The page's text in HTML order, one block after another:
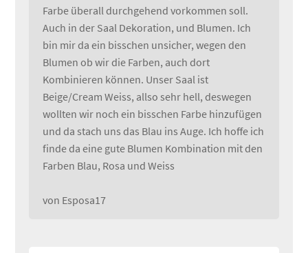
Farbe überall durchgehend vorkommen soll.
Auch in der Saal Dekoration, und Blumen. Ich
bin mir da ein bisschen unsicher, wegen den
Blumen ob wir die Farben, auch dort
Kombinieren können. Unser Saal ist
Beige/Cream Weiss, allso sehr hell, deswegen
wollten wir noch ein bisschen Farbe hinzufügen
und da stach uns das Blau ins Auge. Ich hoffe ich
finde da eine gute Blumen Kombination mit den
Farben Blau, Rosa und Weiss
von Esposa17